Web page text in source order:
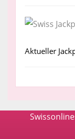
Aktueller